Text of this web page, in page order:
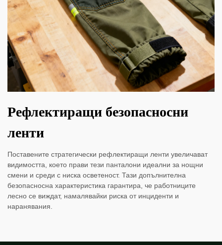
Рефлектиращи безопасносни
ленти
Поставените стратегически рефлектиращи ленти увеличават
видимостта, което прави тези панталони идеални за нощни
смени и среди с ниска осветеност. Тази допълнителна
безопасносна характеристика гарантира, че работниците
лесно се виждат, намалявайки риска от инциденти и
наранявания.